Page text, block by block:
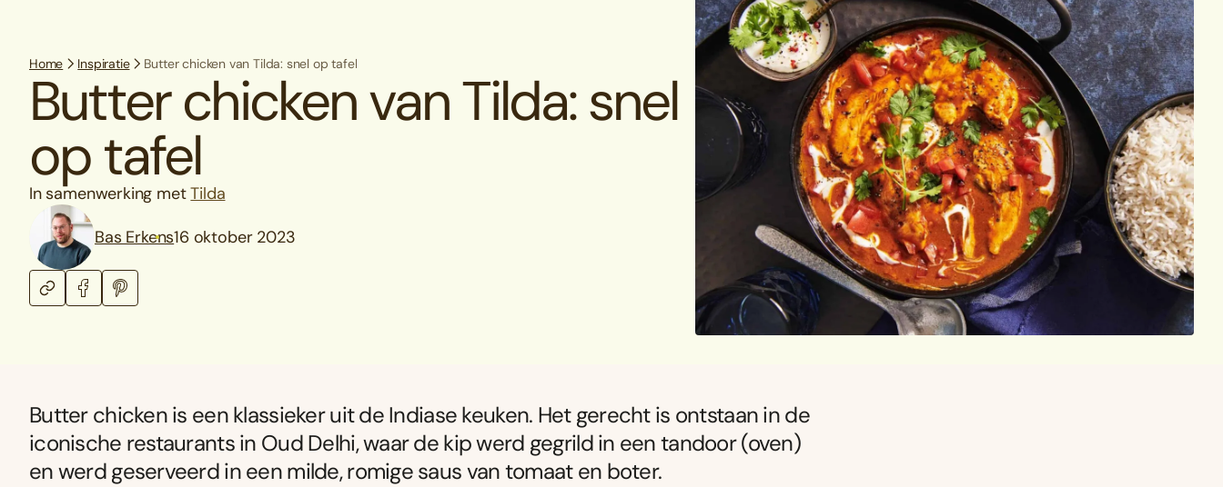
Home Inspiratie Butter chicken van Tilda: snel op tafel
Butter chicken van Tilda: snel
op tafel
In samenwerking metTilda
Bas Erkens16 oktober 2023
Butter chicken is een klassieker uit de Indiase keuken. Het gerecht is ontstaan in de
iconische restaurants in Oud Delhi, waar de kip werd gegrild in een tandoor (oven)
en werd geserveerd in een milde, romige saus van tomaat en boter.